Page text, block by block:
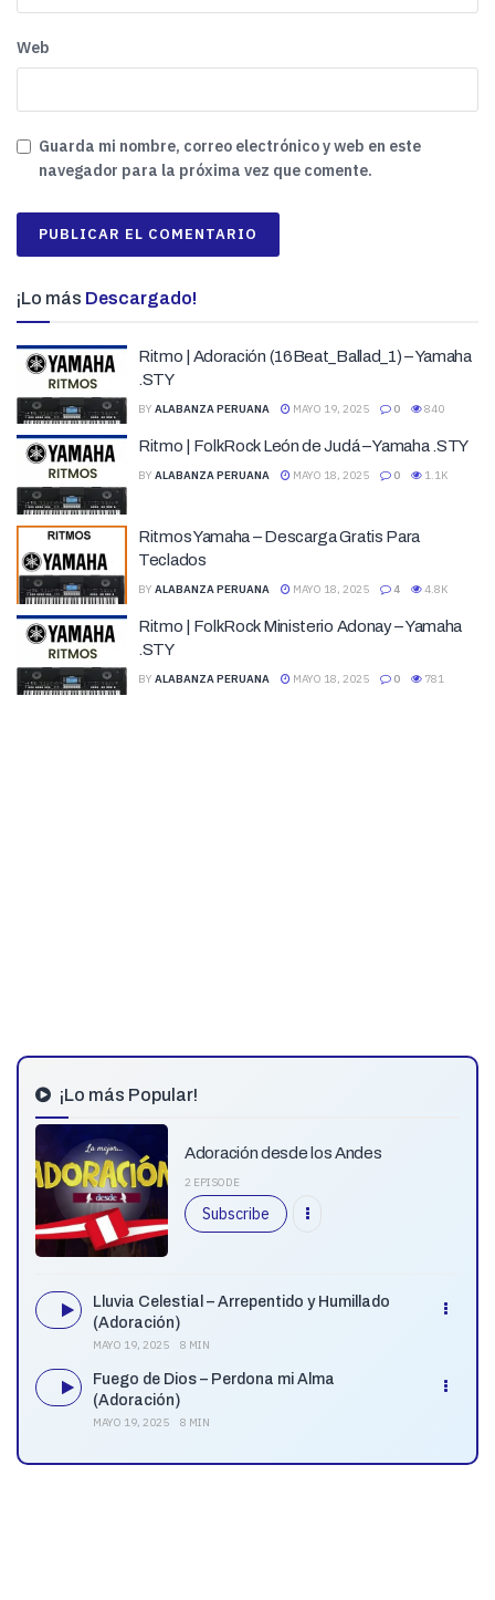
Web
Guarda mi nombre, correo electrónico y web en este
navegador para la próxima vez que comente.
¡Lo más Descargado!
Ritmo | Adoración (16Beat_Ballad_1) – Yamaha
.STY
BY ALABANZA PERUANA MAYO 19, 2025 0 840
Ritmo | FolkRock León de Judá – Yamaha .STY
BY ALABANZA PERUANA MAYO 18, 2025 0 1.1K
Ritmos Yamaha – Descarga Gratis Para
Teclados
BY ALABANZA PERUANA MAYO 18, 2025 4 4.8K
Ritmo | FolkRock Ministerio Adonay – Yamaha
.STY
BY ALABANZA PERUANA MAYO 18, 2025 0 781
¡Lo más Popular!
Adoración desde los Andes
2 EPISODE
Subscribe
Lluvia Celestial – Arrepentido y Humillado
(Adoración)
MAYO 19, 2025 8 MIN
Fuego de Dios – Perdona mi Alma
(Adoración)
MAYO 19, 2025 8 MIN